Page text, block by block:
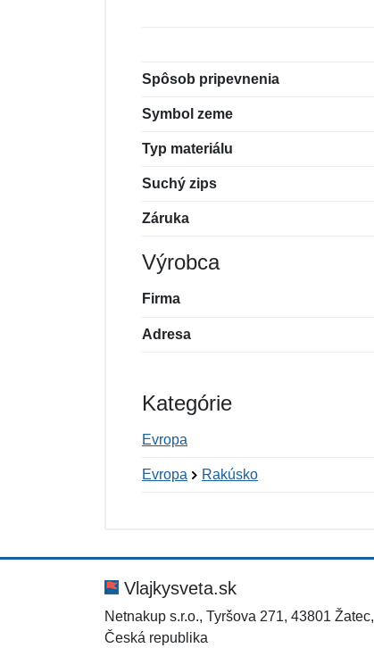
Spôsob pripevnenia
Symbol zeme
Typ materiálu
Suchý zips
Záruka
Výrobca
Firma
Adresa
Kategórie
Evropa
Evropa Rakúsko
Správa*
Správa*
Vlajkysveta.sk
Netnakup s.r.o., Tyršova 271, 43801 Žatec,
Česká republika